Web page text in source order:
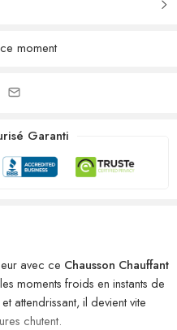
moment
Garanti
avec ce Chausson Chauffant
moments froids en instants de
attendrissant, il devient vite
chutent.